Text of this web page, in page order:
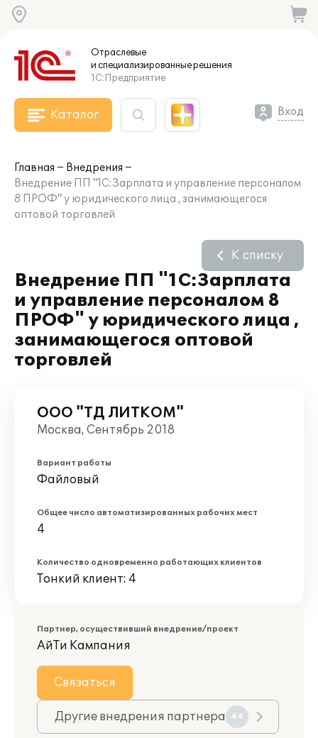
Отраслевые
и специализированныерешения
1С:Предприятие
Каталог Вход
Главная
Внедрения
Внедрение ПП "1С:Зарплата и управление персоналом
8 ПРОФ" у юридического лица , занимающегося
оптовой торговлей
Внедрение ПП "1С:Зарплата
и управление персоналом 8
ПРОФ" у юридического лица ,
занимающегося оптовой
торговлей
К списку
ООО "ТД ЛИТКОМ"
Москва, Сентябрь 2018
Вариант работы
Файловый
Общее число автоматизированных рабочих мест
4
Количество одновременно работающих клиентов
Тонкий клиент: 4
Партнер, осуществивший внедрение/проект
АйТи Кампания
Связаться
Другие внедрения партнера 44